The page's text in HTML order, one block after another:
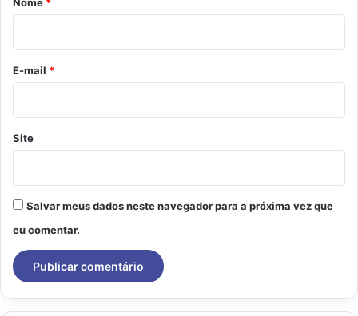
o
*
Nome *
E-mail *
Site
Salvar meus dados neste navegador para a próxima vez que
eu comentar.